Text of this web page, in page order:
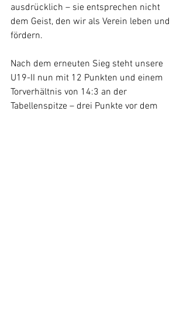
ausdrücklich – sie entsprechen nicht
dem Geist, den wir als Verein leben und
fördern.
Nach dem erneuten Sieg steht unsere
U19-II nun mit 12 Punkten und einem
Torverhältnis von 14:3 an der
Tabellenspitze – drei Punkte vor dem